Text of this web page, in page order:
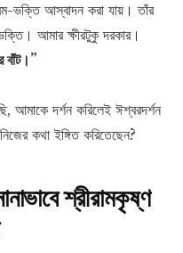
ভক্তি আস্বাদন করা যায়। তাঁর
আমার ক্ষীরটুকু দরকার।
বাঁট।”
আমাকে দর্শন করিলেই ঈশ্বরদর্শন
কথা ইঙ্গিত করিতেছেন?
শ্রীরামকৃষ্ণ